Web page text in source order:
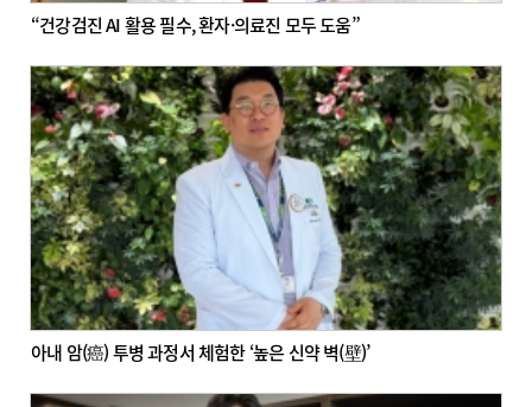
“건강검진 AI 활용 필수, 환자·의료진 모두 도움”
아내 암(癌) 투병 과정서 체험한 ‘높은 신약 벽(壁)’